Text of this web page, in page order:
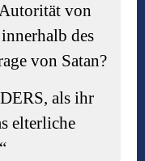
von
des
von Satan?
als ihr
elterliche